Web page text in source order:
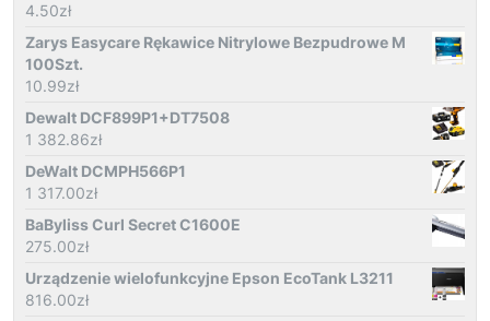
4.50zł
Zarys Easycare Rękawice Nitrylowe Bezpudrowe M
100Szt.
10.99zł
Dewalt DCF899P1+DT7508
1 382.86zł
DeWalt DCMPH566P1
1 317.00zł
BaByliss Curl Secret C1600E
275.00zł
Urządzenie wielofunkcyjne Epson EcoTank L3211
816.00zł